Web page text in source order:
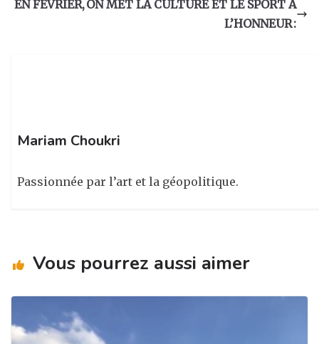
EN FEVRIER, ON MET LA CULTURE ET LE SPORT A
L’HONNEUR :
Mariam Choukri
Passionnée par l’art et la géopolitique.
Vous pourrez aussi aimer